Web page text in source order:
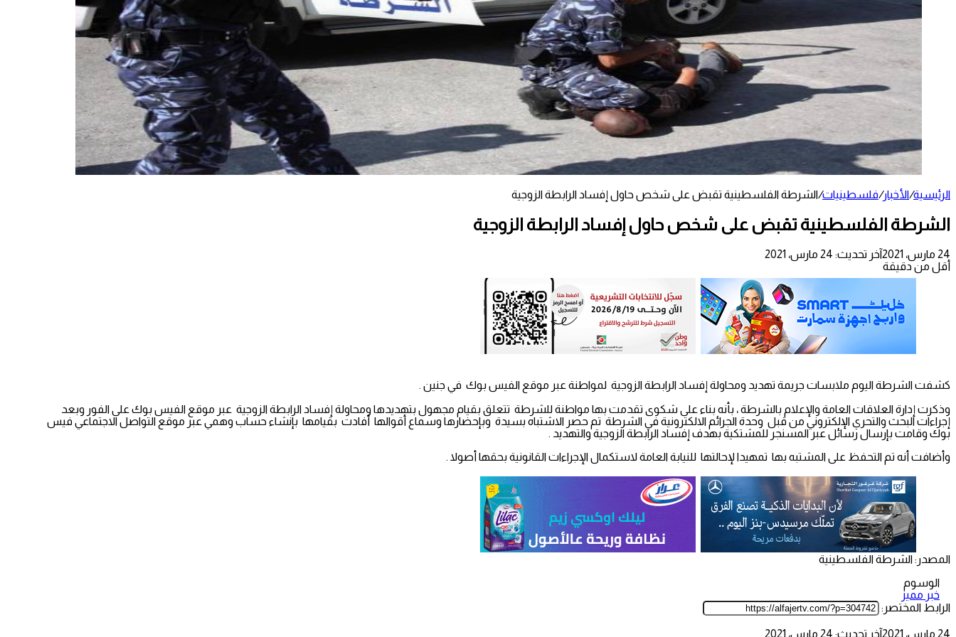
الرئيسية/الأخبار/فلسطينيات/الشرطة الفلسطينية تقبض على شخص حاول إفساد الرابطة الزوجية
الشرطة الفلسطينية تقبض على شخص حاول إفساد الرابطة الزوجية
24 مارس، 2021
آخر تحديث: 24 مارس، 2021
أقل من دقيقة
كشفت الشرطة اليوم ملابسات جريمة تهديد ومحاولة إفساد الرابطة الزوجية لمواطنة عبر موقع الفيس بوك في جنين .
وذكرت إدارة العلاقات العامة والإعلام بالشرطة ، بأنه بناء على شكوى تقدمت بها مواطنة للشرطة تتعلق بقيام مجهول بتهديدها ومحاولة إفساد الرابطة الزوجية عبر موقع الفيس بوك على الفور وبعد
إجراءات البحث والتحري الإلكتروني من قبل وحدة الجرائم الالكترونية في الشرطة تم حصر الاشتباه بسيدة وبإحضارها وسماع أقوالها أفادت بقيامها بإنشاء حساب وهمي عبر موقع التواصل الاجتماعي فيس
بوك وقامت بإرسال رسائل عبر المسنجر للمشتكية بهدف إفساد الرابطة الزوجية والتهديد .
وأضافت أنه تم التحفظ على المشتبه بها تمهيدا لإحالتها للنيابة العامة لاستكمال الإجراءات القانونية بحقها أصولا .
المصدر: الشرطة الفلسطينية
الوسوم
خبر مميز
الرابط المختصر:
24 مارس، 2021 آخر تحديث: 24 مارس، 2021